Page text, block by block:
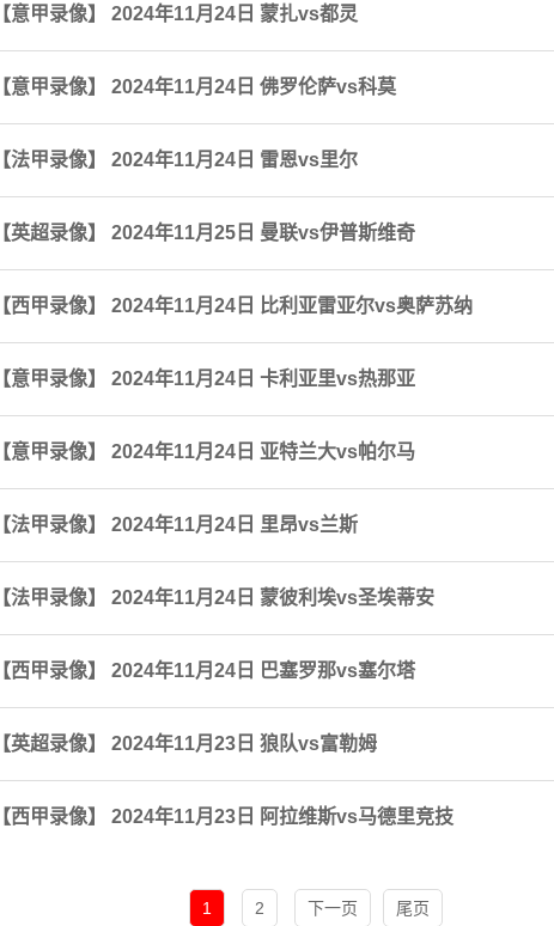
【意甲录像】 2024年11月24日 蒙扎vs都灵
【意甲录像】 2024年11月24日 佛罗伦萨vs科莫
【法甲录像】 2024年11月24日 雷恩vs里尔
【英超录像】 2024年11月25日 曼联vs伊普斯维奇
【西甲录像】 2024年11月24日 比利亚雷亚尔vs奥萨苏纳
【意甲录像】 2024年11月24日 卡利亚里vs热那亚
【意甲录像】 2024年11月24日 亚特兰大vs帕尔马
【法甲录像】 2024年11月24日 里昂vs兰斯
【法甲录像】 2024年11月24日 蒙彼利埃vs圣埃蒂安
【西甲录像】 2024年11月24日 巴塞罗那vs塞尔塔
【英超录像】 2024年11月23日 狼队vs富勒姆
【西甲录像】 2024年11月23日 阿拉维斯vs马德里竞技
1 2 下一页 尾页